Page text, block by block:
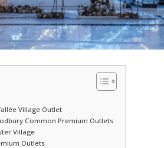
Village Outlet
Common Premium Outlets
Village
Outlets